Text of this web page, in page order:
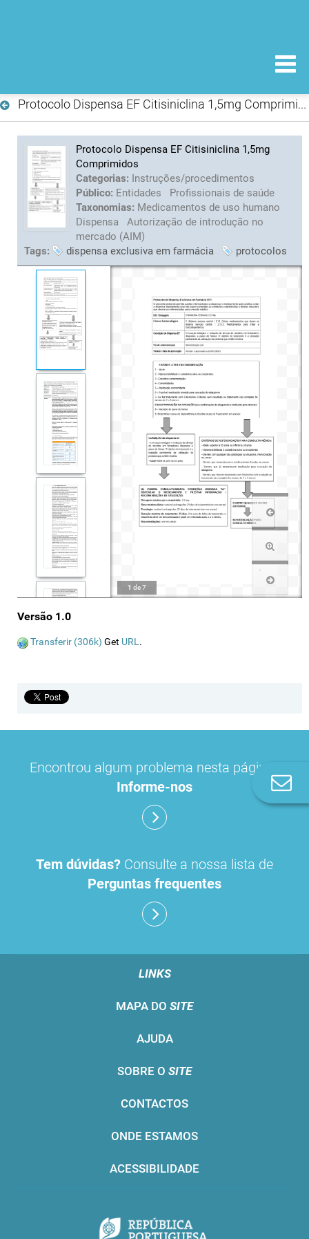
Protocolo Dispensa EF Citisiniclina 1,5mg Comprimidos
Protocolo Dispensa EF Citisiniclina 1,5mg
Comprimidos
Categorias: Instruções/procedimentos
Público: Entidades
Profissionais de saúde
Taxonomias: Medicamentos de uso humano
Dispensa
Autorização de introdução no
mercado (AIM)
Tags:
dispensa exclusiva em farmácia protocolos
1 de7
Versão 1.0
Transferir (306k) Get URL.
Encontrou algum problema nesta página?
Informe-nos
Tem dúvidas? Consulte a nossa lista de
Perguntas frequentes
LINKS
MAPA DO SITE
AJUDA
SOBRE O SITE
CONTACTOS
ONDE ESTAMOS
ACESSIBILIDADE